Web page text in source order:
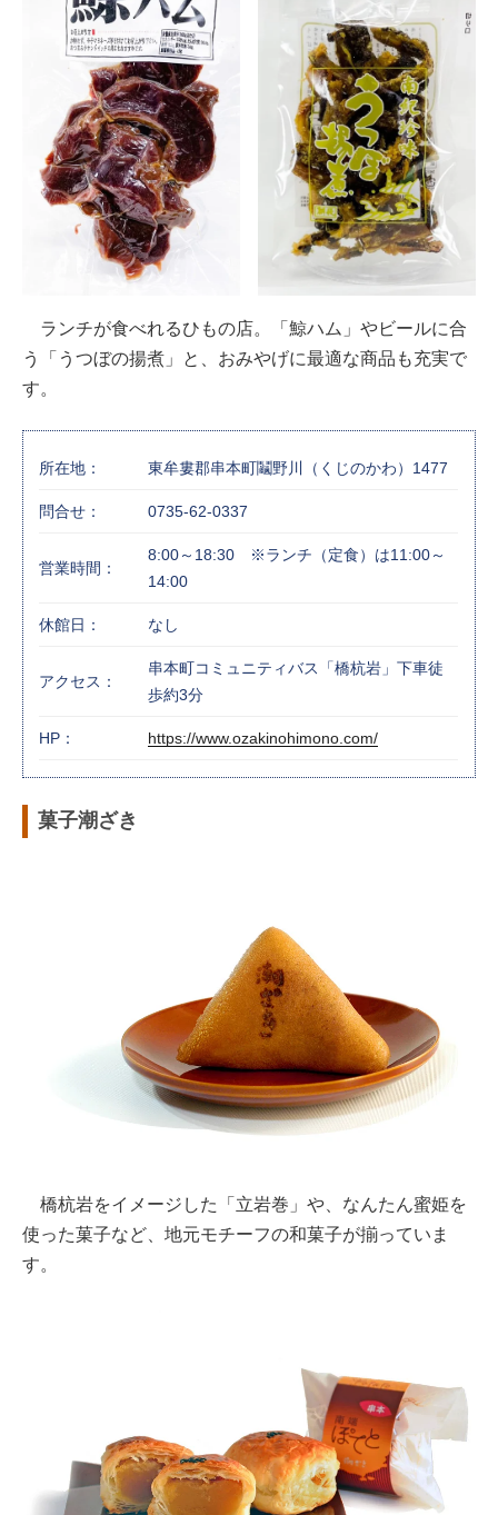
ランチが食べれるひもの店。「鯨ハム」やビールに合
う「うつぼの揚煮」と、おみやげに最適な商品も充実で
す。
所在地： 東牟婁郡串本町鬮野川（くじのかわ）1477
問合せ： 0735-62-0337
営業時間：
8:00～18:30 ※ランチ（定食）は11:00～
14:00
休館日： なし
アクセス：
串本町コミュニティバス「橋杭岩」下車徒
歩約3分
HP： https://www.ozakinohimono.com/
菓子潮ざき
橋杭岩をイメージした「立岩巻」や、なんたん蜜姫を
使った菓子など、地元モチーフの和菓子が揃っていま
す。